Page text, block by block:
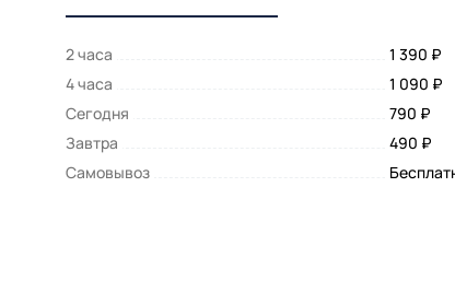
2 часа
1 390 ₽
4 часа
1 090 ₽
Сегодня
790 ₽
Завтра
490 ₽
Самовывоз